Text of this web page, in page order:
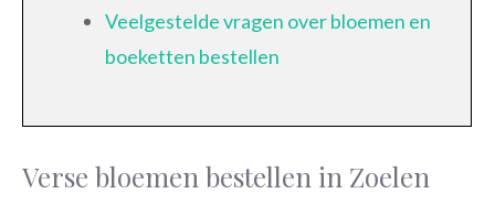
Veelgestelde vragen over bloemen en
boeketten bestellen
Verse bloemen bestellen in Zoelen